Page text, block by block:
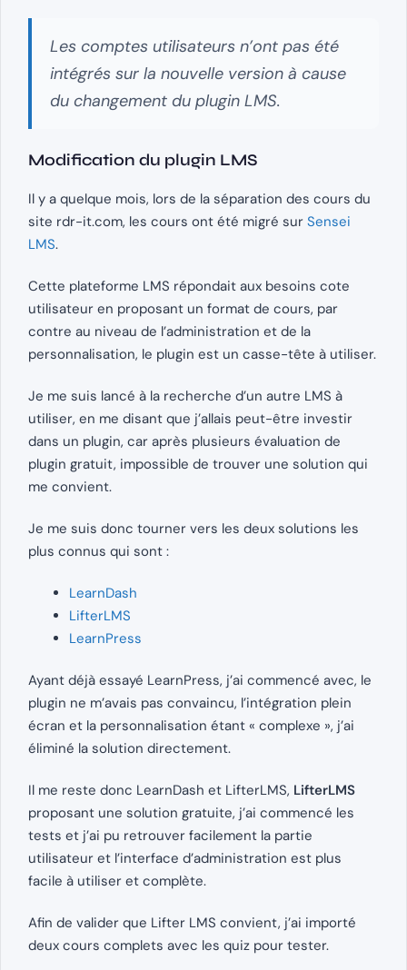
Les comptes utilisateurs n’ont pas été
intégrés sur la nouvelle version à cause
du changement du plugin LMS.
Modification du plugin LMS
Il y a quelque mois, lors de la séparation des cours du
site rdr-it.com, les cours ont été migré sur Sensei
LMS.
Cette plateforme LMS répondait aux besoins cote
utilisateur en proposant un format de cours, par
contre au niveau de l’administration et de la
personnalisation, le plugin est un casse-tête à utiliser.
Je me suis lancé à la recherche d’un autre LMS à
utiliser, en me disant que j’allais peut-être investir
dans un plugin, car après plusieurs évaluation de
plugin gratuit, impossible de trouver une solution qui
me convient.
Je me suis donc tourner vers les deux solutions les
plus connus qui sont :
LearnDash
LifterLMS
LearnPress
Ayant déjà essayé LearnPress, j’ai commencé avec, le
plugin ne m’avais pas convaincu, l’intégration plein
écran et la personnalisation étant « complexe », j’ai
éliminé la solution directement.
Il me reste donc LearnDash et LifterLMS, LifterLMS
proposant une solution gratuite, j’ai commencé les
tests et j’ai pu retrouver facilement la partie
utilisateur et l’interface d’administration est plus
facile à utiliser et complète.
Afin de valider que Lifter LMS convient, j’ai importé
deux cours complets avec les quiz pour tester.